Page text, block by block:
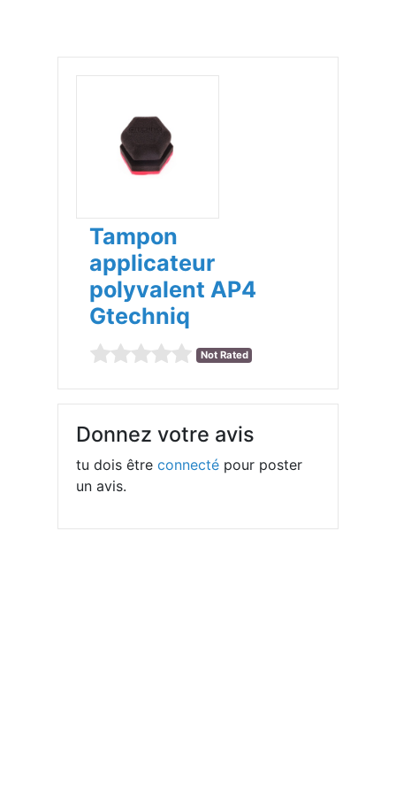
Tampon
applicateur
polyvalent AP4
Gtechniq
Not Rated
Donnez votre avis
tu dois êtreconnecté pour poster
un avis.